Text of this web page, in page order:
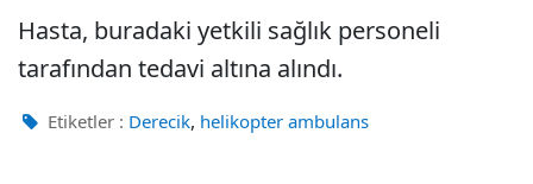
Hasta, buradaki yetkili sağlık personeli
tarafından tedavi altına alındı.
Etiketler : Derecik, helikopter ambulans